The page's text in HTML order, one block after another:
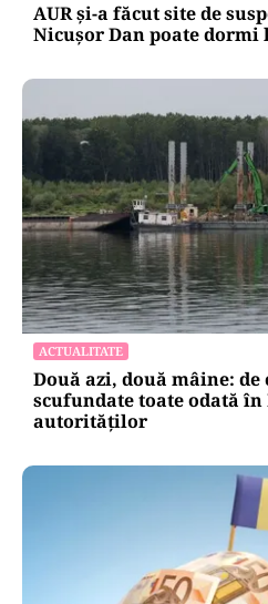
AUR și-a făcut site de
Nicușor Dan poate
ACTUALITATE
Două azi, două mâine:
scufundate toate odată
autorităților